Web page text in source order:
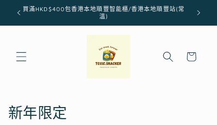
跳至內
容
買滿HKD$400包香港本地順豐智能櫃/香港本地順豐站(常
溫)
物
商
新年限定